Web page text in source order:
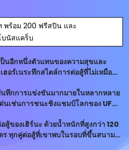
พร้อม 200 ฟรีสปิน และ
บนัสแคร็บ
ป็นอีกหนึ่งตัวแทนของความสุขและ
ฮอร์เนระทึกสไตล์การต่อสู้ที่ไม่เหมือน
นทึกการแข่งขันมากมายในหลากหลาย
นเช่นการชนะชิงแชมป์โลกของ UFC
สู้ของเฮิร์นะ ด้วยน้ำหนักที่สูงกว่า 120
ร ทุกคู่ต่อสู้ที่เขาพบในรอบที่ขึ้นสนาม